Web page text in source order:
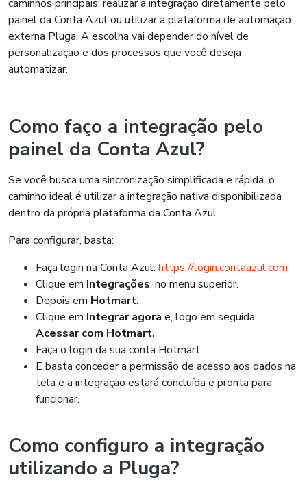
caminhos principais: realizar a integração diretamente pelo
painel da Conta Azul ou utilizar a plataforma de automação
externa Pluga. A escolha vai depender do nível de
personalização e dos processos que você deseja
automatizar.
Como faço a integração pelo
painel da Conta Azul?
Se você busca uma sincronização simplificada e rápida, o
caminho ideal é utilizar a integração nativa disponibilizada
dentro da própria plataforma da Conta Azul.
Para configurar, basta:
Faça login na Conta Azul: https://login.contaazul.com
Clique em Integrações, no menu superior.
Depois em Hotmart.
Clique em Integrar agora e, logo em seguida,
Acessar com Hotmart.
Faça o login da sua conta Hotmart.
E basta conceder a permissão de acesso aos dados na
tela e a integração estará concluída e pronta para
funcionar.
Como configuro a integração
utilizando a Pluga?